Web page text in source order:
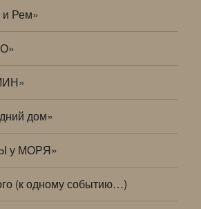
и Рем»
дом»
у МОРЯ»
(к одному событию…)